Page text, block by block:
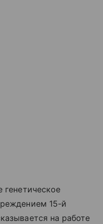
генетическое
15-й
на работе